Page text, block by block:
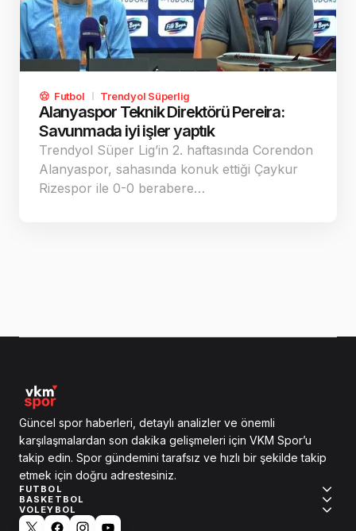
Futbol Trendyol Süperlig
Alanyaspor Teknik Direktörü Pereira:
Savunmada iyi işler yaptık
Trendyol Süper Lig’in 2. haftasında Corendon
Alanyaspor, sahasında konuk ettiği Çaykur
Rizespor ile 0-0 berabere…
Güncel spor haberleri, detaylı analizler ve önemli
karşılaşmalardan son dakika gelişmeleri için VKM Spor’u
takip edin. Spor gündemini tarafsız ve hızlı bir şekilde takip
etmek için doğru adrestesiniz.
FUTBOL
BASKETBOL
VOLEYBOL